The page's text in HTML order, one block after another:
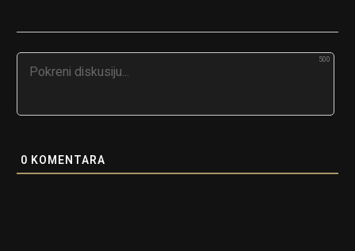
500
0 KOMENTARA